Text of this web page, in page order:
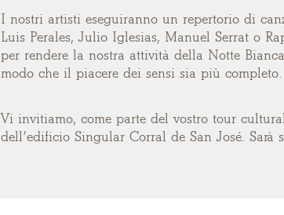
I nostri artisti eseguiranno un repertorio di
Luis Perales, Julio Iglesias, Manuel Serrat o
per rendere la nostra attività della Notte
modo che il piacere dei sensi sia più completo.
Vi invitiamo, come parte del vostro tour
dell’edificio Singular Corral de San José. Sarà